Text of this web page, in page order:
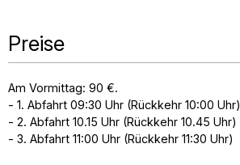
Preise
Am Vormittag: 90 €.
- 1. Abfahrt 09:30 Uhr (Rückkehr 10:00 Uhr)
- 2. Abfahrt 10.15 Uhr (Rückkehr 10.45 Uhr)
- 3. Abfahrt 11:00 Uhr (Rückkehr 11:30 Uhr)